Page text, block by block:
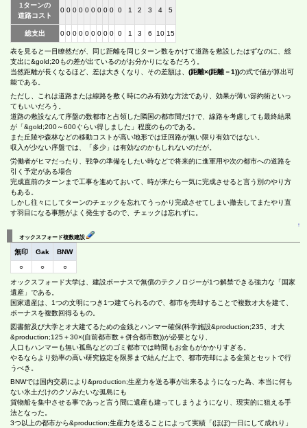
1ターンの
道路コスト
0 0 0 0 0 0 0 0 0 0 1 2 3 4 5
総支出 0 0 0 0 0 0 0 0 0 0 1 3 6 10 15
表を見ると一目瞭然だが、同じ距離を同じターン数をかけて道路を敷設したはずなのに、総
支出に&gold;20もの差が出ているのがお分かりになるだろう。
当然距離が長くなるほど、差は大きくなり、その差額は、 (距離×(距離－1))の式で値が算出可
能である。
ただし、これは道路または線路を敷く時にのみ有効な方法であり、効果が薄い節約術といっ
てもいいだろう。
道路の敷設なんて序盤の数都市と占領した隣国の都市間だけで、線路を考慮しても最終結果
が「&gold;200～600ぐらい得しました」程度のものである。
また丘陵や森林などの移動コストが高い地形では迂回路が無い限り有効ではない。
収入が少ない序盤では、「多少」は有効なのかもしれないのだが。
労働者がヒマだったり、戦争の準備をしたい時などで将来的に進軍用や次の都市への道路を
引く予定がある場合
完成直前のターンまで工事を進めておいて、時が来たら一気に完成させると言う別のやり方
もある。
しかし往々にしてターンのチェックを忘れてうっかり完成させてしまい撤去してまたやり直
す羽目になる事態がよく発生するので、チェックは忘れずに。
↑
オックスフォード複数建設
無印 Gak
BNW
○
○
○
オックスフォード大学は、建設ボーナスで無償のテクノロジーが1つ解禁できる強力な「国家
遺産」である。
国家遺産は、1つの文明につき1つ建てられるので、都市を売却することで複数オ大を建て、
ボーナスを複数回得るもの。
図書館及び大学とオ大建てるための金銭とハンマー確保(科学施設&production;235、オ大
&production;125＋30×(自前都市数＋併合都市数))が必要となり、
人口もハンマーも無い孤島などのゴミ都市では時間もお金もがかかりすぎる。
やるならより効率の高い研究協定を限界まで結んだ上で、都市売却による金策とセットで行
うべき。
BNWでは国内交易により&production;生産力を送る事が出来るようになった為、本当に何も
ない氷土だけのクソみたいな孤島にも
貨物船を集中させる事であっと言う間に遺産も建ってしまうようになり、現実的に狙える手
法となった。
3つ以上の都市から&production;生産力を送ることによって実績「(ほぼ)一日にして成れり」